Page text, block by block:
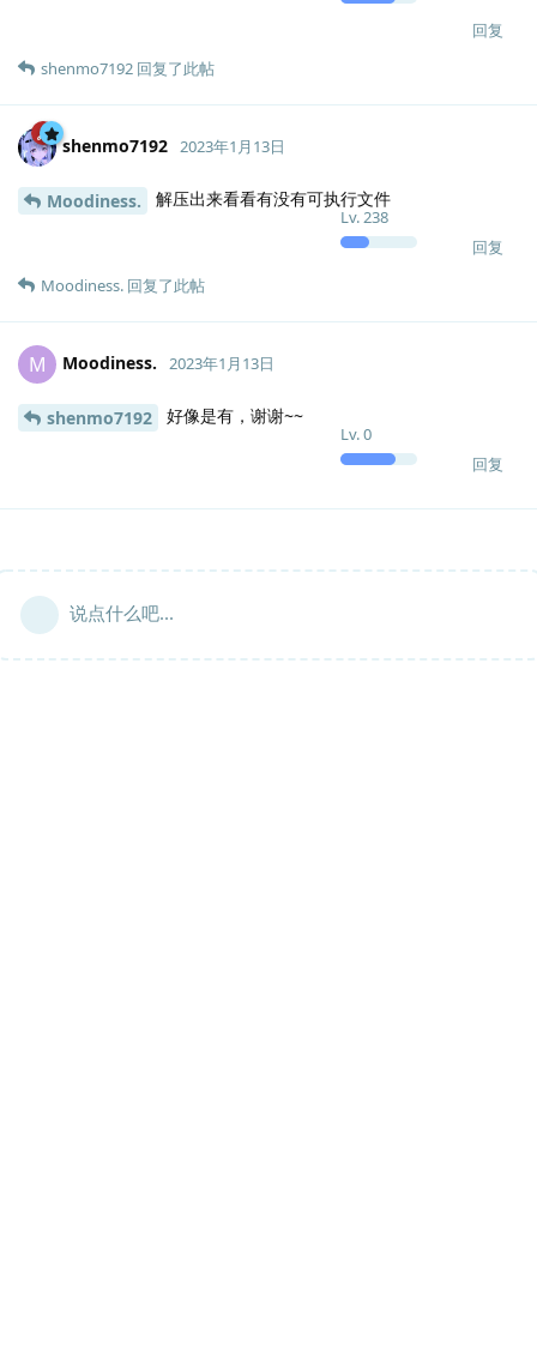
回复
shenmo7192 回复了此帖
shenmo7192
Lv.238
2023年1月13日
Moodiness. 解压出来看看有没有可执行文件
回复
Moodiness. 回复了此帖
M Moodiness.
Lv.0
2023年1月13日
shenmo7192 好像是有，谢谢~~
回复
说点什么吧...